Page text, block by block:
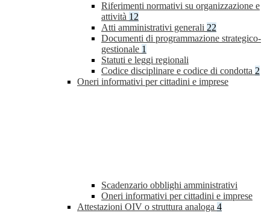
Riferimenti normativi su organizzazione e
attività 12
Atti amministrativi generali 22
Documenti di programmazione strategico-
gestionale 1
Statuti e leggi regionali
Codice disciplinare e codice di condotta 2
Oneri informativi per cittadini e imprese
Scadenzario obblighi amministrativi
Oneri informativi per cittadini e imprese
Attestazioni OIV o struttura analoga 4